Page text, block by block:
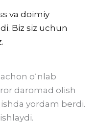
va doimiy
Biz siz uchun
o‘nlab
daromad olish
yordam berdi.